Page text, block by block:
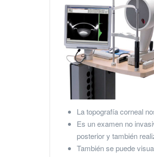
La topografía corneal
Es un examen no
posterior y también
También se puede